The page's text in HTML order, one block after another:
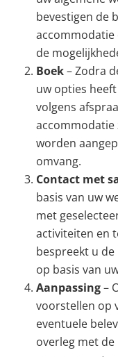
bevestigen de
accommodatie
de
Boek–Zodra
uw opties
volgens
accommodatie
worden
omvang.
Contact met
basis van uw
met
activiteiten en
bespreekt u
op basis van
Aanpassing–
voorstellen op
eventuele
overleg met